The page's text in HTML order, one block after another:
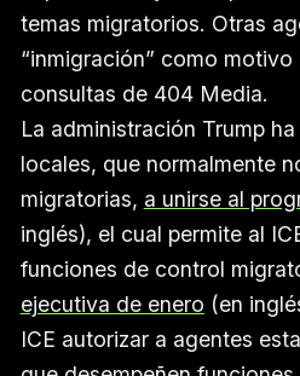
temas migratorios. Otras
“inmigración” como
consultas de 404 Media.
La administración Trump
locales, que normalmente
migratorias, a unirse al
inglés), el cual permite al
funciones de control
ejecutiva de enero (en
ICE autorizar a agentes